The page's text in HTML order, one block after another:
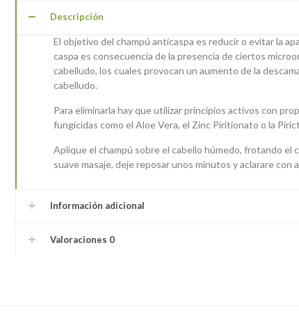
Descripción
El objetivo del champú anticaspa es reducir o evitar la
caspa es consecuencia de la presencia de ciertos
cabelludo, los cuales provocan un aumento de la
cabelludo.
Para eliminarla hay que utilizar principios activos con
fungicidas como el Aloe Vera, el Zinc Piritionato o la
Aplique el champú sobre el cabello húmedo, frotando el
suave masaje, deje reposar unos minutos y aclarare con
Información adicional
Valoraciones 0